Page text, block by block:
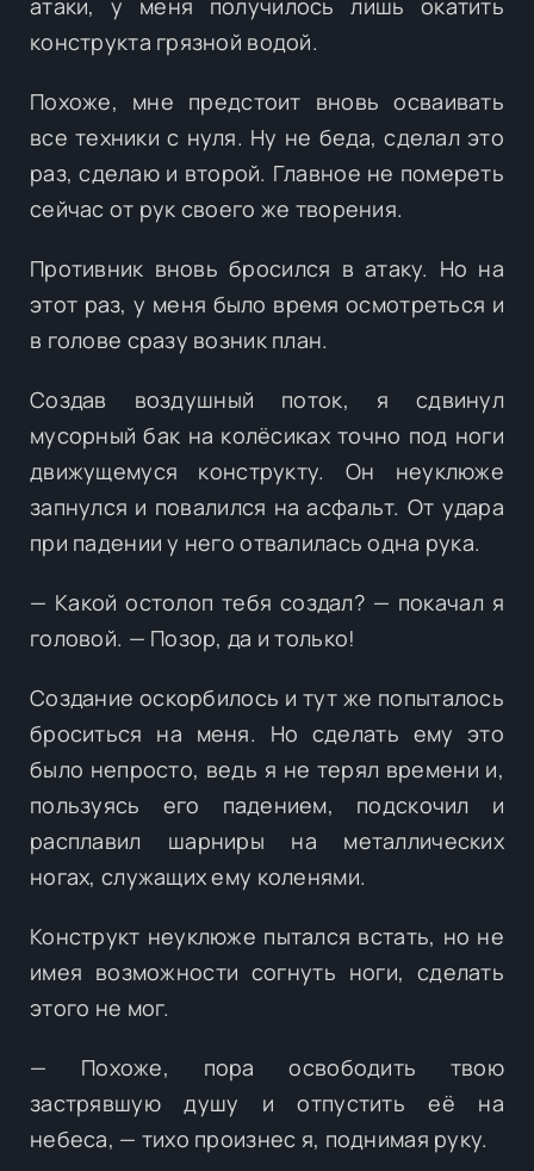
атаки, у меня получилось лишь окатить
конструкта грязной водой.
Похоже, мне предстоит вновь осваивать
все техники с нуля. Ну не беда, сделал это
раз, сделаю и второй. Главное не помереть
сейчас от рук своего же творения.
Противник вновь бросился в атаку. Но на
этот раз, у меня было время осмотреться и
в голове сразу возник план.
Создав воздушный поток, я сдвинул
мусорный бак на колёсиках точно под ноги
движущемуся конструкту. Он неуклюже
запнулся и повалился на асфальт. От удара
при падении у него отвалилась одна рука.
— Какой остолоп тебя создал? — покачал я
головой. — Позор, да и только!
Создание оскорбилось и тут же попыталось
броситься на меня. Но сделать ему это
было непросто, ведь я не терял времени и,
пользуясь его падением, подскочил и
расплавил шарниры на металлических
ногах, служащих ему коленями.
Конструкт неуклюже пытался встать, но не
имея возможности согнуть ноги, сделать
этого не мог.
— Похоже, пора освободить твою
застрявшую душу и отпустить её на
небеса, — тихо произнес я, поднимая руку.